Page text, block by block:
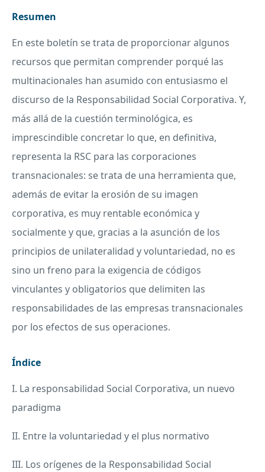
Resumen
En este boletín se trata de proporcionar algunos
recursos que permitan comprender porqué las
multinacionales han asumido con entusiasmo el
discurso de la Responsabilidad Social Corporativa. Y,
más allá de la cuestión terminológica, es
imprescindible concretar lo que, en definitiva,
representa la RSC para las corporaciones
transnacionales: se trata de una herramienta que,
además de evitar la erosión de su imagen
corporativa, es muy rentable económica y
socialmente y que, gracias a la asunción de los
principios de unilateralidad y voluntariedad, no es
sino un freno para la exigencia de códigos
vinculantes y obligatorios que delimiten las
responsabilidades de las empresas transnacionales
por los efectos de sus operaciones.
Índice
I. La responsabilidad Social Corporativa, un nuevo
paradigma
II. Entre la voluntariedad y el plus normativo
III. Los orígenes de la Responsabilidad Social